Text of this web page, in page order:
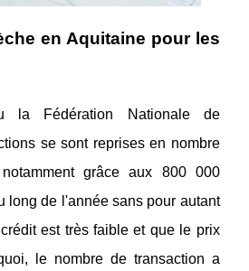
en Aquitaine pour les
la Fédération Nationale de
se sont reprises en nombre
grâce aux 800 000
long de l'année sans pour autant
est très faible et que le prix
le nombre de transaction a